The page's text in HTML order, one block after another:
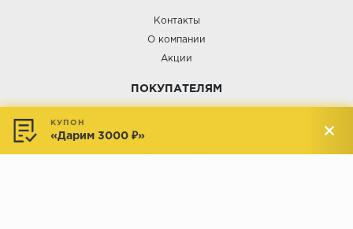
Контакты
О компании
Акции
ПОКУПАТЕЛЯМ
Доставка и оплата
Обмен и возврат
КУПОН
«Дарим 3000 ₽»